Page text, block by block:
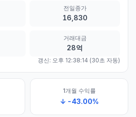
전일종가
16,830
거래대금
28억
갱신: 오후 12:38:14 (30초 자동)
1개월 수익률
↓ -43.00%